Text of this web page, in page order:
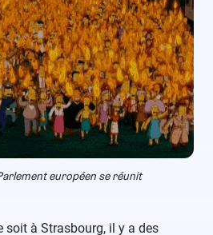
européen se réunit
soit à Strasbourg, il y a des